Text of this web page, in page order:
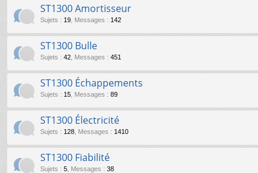
ST1300 Amortisseur
Sujets : 19 Messages : 142
ST1300 Bulle
Sujets : 42 Messages : 451
ST1300 Échappements
Sujets : 15 Messages : 89
ST1300 Électricité
Sujets : 128 Messages : 1410
ST1300 Fiabilité
Sujets : 5 Messages : 38